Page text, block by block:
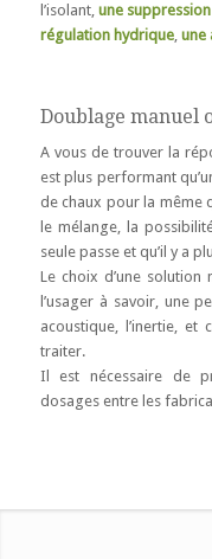
l’isolant, une
régulation hydrique, une
Doublage manuel
A vous de trouver la
est plus performant
de chaux pour la même
le mélange, la
seule passe et qu’il y a
Le choix d’une solution
l’usager à savoir, une
acoustique, l’inertie,
traiter.
Il est nécessaire de
dosages entre les